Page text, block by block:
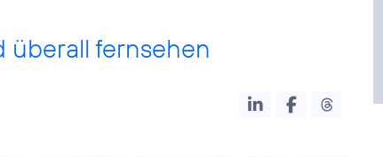
überall fernsehen